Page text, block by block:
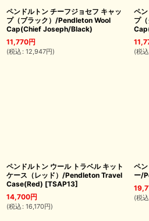
ペンドルトン チーフジョセフ キャッ
プ（ブラック）/Pendleton Wool
Cap(Chief Joseph/Black)
11,770円
(税込 : 12,947円)
ペ
プ
(税込
ペンドルトン ウール トラベル キット
ケース（レッド）/Pendleton Travel
Case(Red) [TSAP13]
14,700円
(税込 : 16,170円)
ペ
ー/
(税込